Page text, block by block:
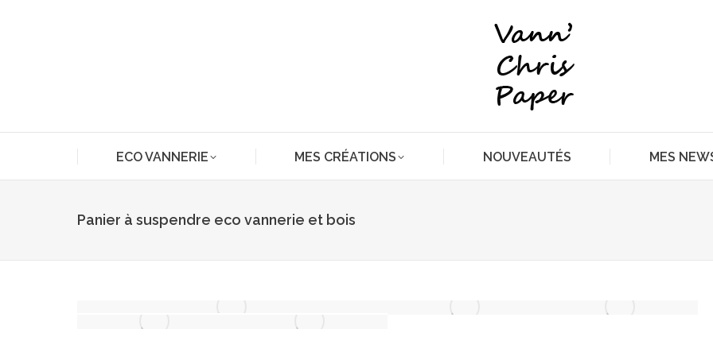
ECO VANNERIE MES CRÉATIONS NOUVEAUTÉS MES
Panier à suspendre eco vannerie et bois